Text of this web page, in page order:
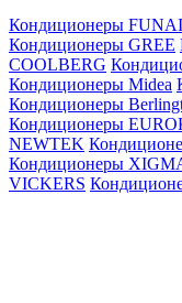
Кондиционеры FUNAI
Кондиционеры GREE
СOOLBERG
Кондиционеры Midea
Кондиционеры
Кондиционеры
NEWTEK
Кондиционеры
VICKERS